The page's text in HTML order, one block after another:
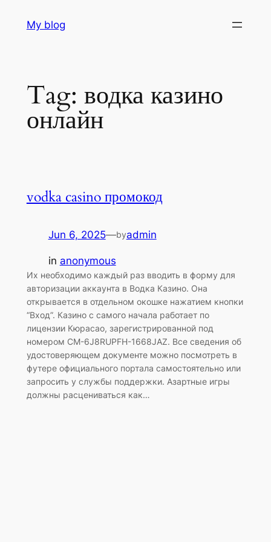
My blog
Tag: водка казино
онлайн
vodka casino промокод
Jun 6, 2025—byadmin
in anonymous
Их необходимо каждый раз вводить в форму для
авторизации аккаунта в Водка Казино. Она
открывается в отдельном окошке нажатием кнопки
“Вход”. Казино с самого начала работает по
лицензии Кюрасао, зарегистрированной под
номером CM-6J8RUPFH-1668JAZ. Все сведения об
удостоверяющем документе можно посмотреть в
футере официального портала самостоятельно или
запросить у службы поддержки. Азартные игры
должны расцениваться как…